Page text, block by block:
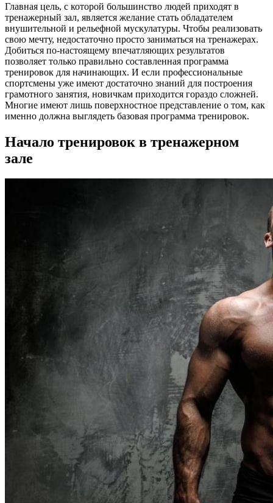
Главная цель, с которой большинство людей приходят в
тренажерный зал, является желание стать обладателем
внушительной и рельефной мускулатуры. Чтобы реализовать
свою мечту, недостаточно просто заниматься на тренажерах.
Добиться по-настоящему впечатляющих результатов
позволяет только правильно составленная программа
тренировок для начинающих. И если профессиональные
спортсмены уже имеют достаточно знаний для построения
грамотного занятия, новичкам приходится гораздо сложней.
Многие имеют лишь поверхностное представление о том, как
именно должна выглядеть базовая программа тренировок.
Начало тренировок в тренажерном
зале